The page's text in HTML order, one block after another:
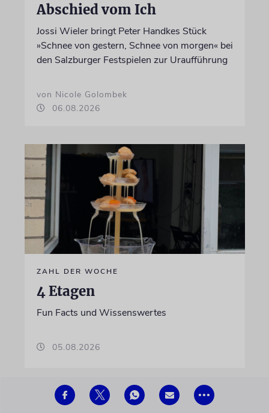
•••
Abschied vom Ich
Jossi Wieler bringt Peter Handkes Stück
»Schnee von gestern, Schnee von morgen« bei
den Salzburger Festspielen zur Uraufführung
von Nicole Golombek
06.08.2026
ZAHL DER WOCHE
4 Etagen
Fun Facts und Wissenswertes
05.08.2026